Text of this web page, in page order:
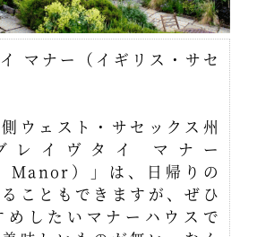
マナー（イギリス・サセ
ウェスト・サセックス州
レイヴタイ マナー
Manor）」は、日帰りの
こともできますが、ぜひ
めしたいマナーハウスで